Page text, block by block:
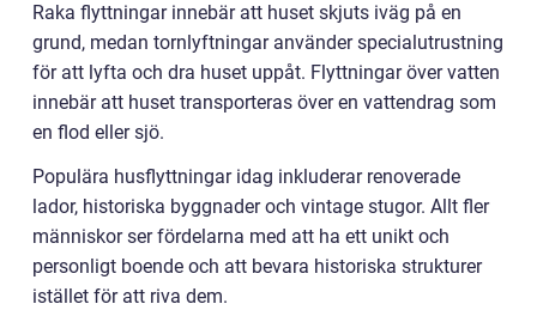
Raka flyttningar innebär att huset skjuts iväg på en
grund, medan tornlyftningar använder specialutrustning
för att lyfta och dra huset uppåt. Flyttningar över vatten
innebär att huset transporteras över en vattendrag som
en flod eller sjö.
Populära husflyttningar idag inkluderar renoverade
lador, historiska byggnader och vintage stugor. Allt fler
människor ser fördelarna med att ha ett unikt och
personligt boende och att bevara historiska strukturer
istället för att riva dem.